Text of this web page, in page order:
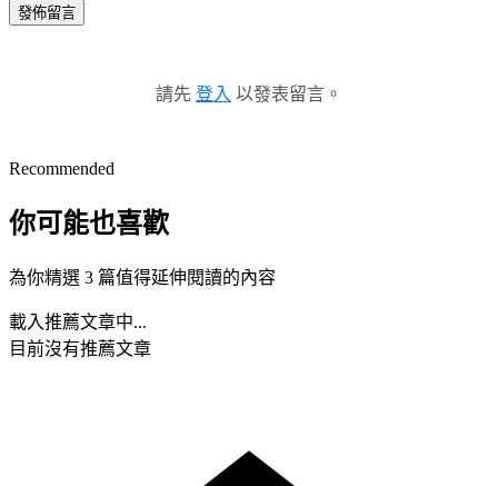
發佈留言
請先 登入 以發表留言。
Recommended
你可能也喜歡
為你精選 3 篇值得延伸閱讀的內容
載入推薦文章中...
目前沒有推薦文章